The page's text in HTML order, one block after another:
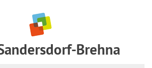
Brehna